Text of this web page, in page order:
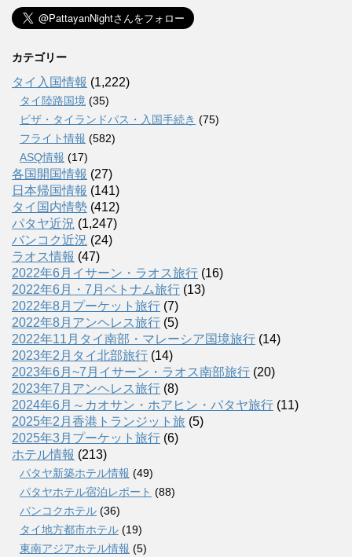
カテゴリー
タイ入国情報 (1,222)
タイ陸路国境 (35)
ビザ・タイランドパス・入国手続き (75)
フライト情報 (582)
ASQ情報 (17)
各国開国情報 (27)
日本帰国情報 (141)
タイ国内情勢 (412)
パタヤ近況 (1,247)
バンコク近況 (24)
ラオス情報 (47)
2022年6月イサーン・ラオス旅行 (16)
2022年6月・7月ベトナム旅行 (13)
2022年8月プーケット旅行 (7)
2022年8月アンヘレス旅行 (5)
2022年11月タイ南部・マレーシア国境旅行 (14)
2023年2月タイ北部旅行 (14)
2023年6月~7月イサーン・ラオス南部旅行 (20)
2023年7月アンヘレス旅行 (8)
2024年6月～カオサン・ホアヒン・パタヤ旅行 (11)
2025年2月香港トランジット旅 (5)
2025年3月プーケット旅行 (6)
ホテル情報 (213)
パタヤ新築ホテル情報 (49)
パタヤホテル宿泊レポート (88)
バンコクホテル (36)
タイ地方都市ホテル (19)
東南アジアホテル情報 (5)